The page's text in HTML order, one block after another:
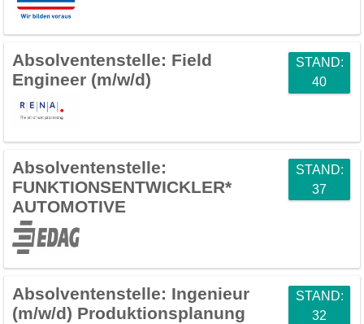
Absolventenstelle: Field
Engineer (m/w/d)
STAND:
40
Absolventenstelle:
FUNKTIONSENTWICKLER*
AUTOMOTIVE
STAND:
37
Absolventenstelle: Ingenieur
(m/w/d) Produktionsplanung
STAND:
32